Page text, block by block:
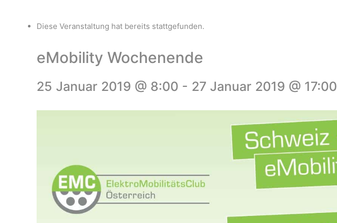
Diese Veranstaltung hat bereits stattgefunden.
eMobility Wochenende
25 Januar 2019 @ 8:00 - 27 Januar 2019 @ 17:00